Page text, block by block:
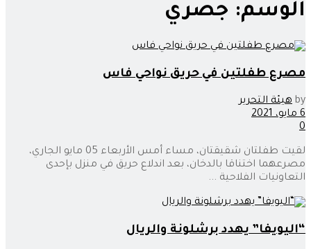
الوسم: جصري
مصرع طفلتين في حريق نواحي فاس
by هيئة التحرير
6 مايو، 2021
0
لقيت طفلتان شقيقتان، مساء أمس الأربعاء 05 مايو الجاري،
مصرعهما اختناقا بالدخان، بعد اندلاع حريق في منزل بإحدى
التعاونيات الفلاحية ...
“اليويفا” يهدد برشلونة والريال